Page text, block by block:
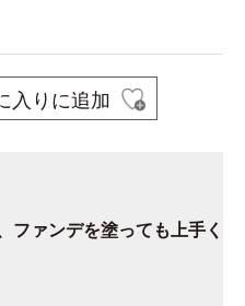
入りに追加
ファンデを塗っても上手く